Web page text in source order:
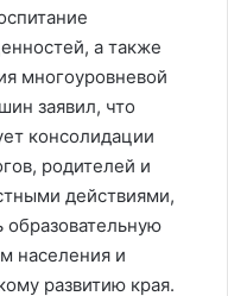
а также
многоуровневой
заявил, что
консолидации
родителей и
действиями,
населения и
развитию края.